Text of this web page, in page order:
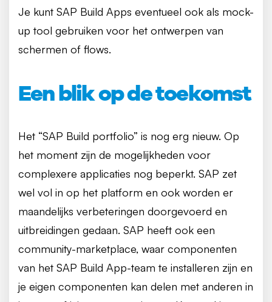
Je kunt SAP Build Apps eventueel ook als mock-
up tool gebruiken voor het ontwerpen van
schermen of flows.
Een blik op de toekomst
Het “SAP Build portfolio” is nog erg nieuw. Op
het moment zijn de mogelijkheden voor
complexere applicaties nog beperkt. SAP zet
wel vol in op het platform en ook worden er
maandelijks verbeteringen doorgevoerd en
uitbreidingen gedaan. SAP heeft ook een
community-marketplace, waar componenten
van het SAP Build App-team te installeren zijn en
je eigen componenten kan delen met anderen in